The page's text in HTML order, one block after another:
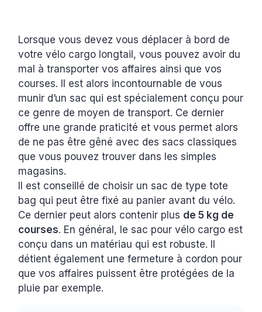
Lorsque vous devez vous déplacer à bord de
votre vélo cargo longtail, vous pouvez avoir du
mal à transporter vos affaires ainsi que vos
courses. Il est alors incontournable de vous
munir d’un sac qui est spécialement conçu pour
ce genre de moyen de transport. Ce dernier
offre une grande praticité et vous permet alors
de ne pas être gêné avec des sacs classiques
que vous pouvez trouver dans les simples
magasins.
Il est conseillé de choisir un sac de type tote
bag qui peut être fixé au panier avant du vélo.
Ce dernier peut alors contenir plus de 5 kg de
courses. En général, le sac pour vélo cargo est
conçu dans un matériau qui est robuste. Il
détient également une fermeture à cordon pour
que vos affaires puissent être protégées de la
pluie par exemple.